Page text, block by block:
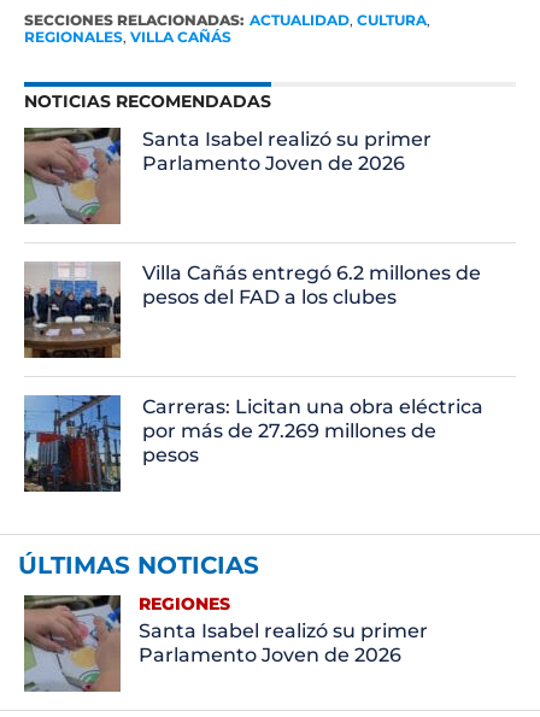
SECCIONES RELACIONADAS: ACTUALIDAD, CULTURA,
REGIONALES, VILLA CAÑÁS
NOTICIAS RECOMENDADAS
Santa Isabel realizó su primer
Parlamento Joven de 2026
Villa Cañás entregó 6.2 millones de
pesos del FAD a los clubes
Carreras: Licitan una obra eléctrica
por más de 27.269 millones de
pesos
ÚLTIMAS NOTICIAS
REGIONES
Santa Isabel realizó su primer
Parlamento Joven de 2026